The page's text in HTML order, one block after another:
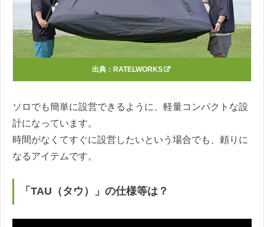
出典： RATELWORKS
ソロでも簡単に設営できるように、軽量コンパクトな設
計になっています。
時間がなくてすぐに設営したいという場合でも、頼りに
なるアイテムです。
「TAU（タウ）」の仕様等は？